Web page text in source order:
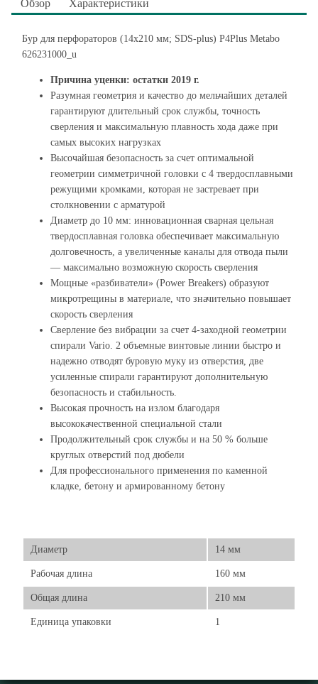
Обзор Характеристики
Бур для перфораторов (14х210 мм; SDS-plus) P4Plus Metabo
626231000_u
Причина уценки: остатки 2019 г.
Разумная геометрия и качество до мельчайших деталей
гарантируют длительный срок службы, точность
сверления и максимальную плавность хода даже при
самых высоких нагрузках
Высочайшая безопасность за счет оптимальной
геометрии симметричной головки с 4 твердосплавными
режущими кромками, которая не застревает при
столкновении с арматурой
Диаметр до 10 мм: инновационная сварная цельная
твердосплавная головка обеспечивает максимальную
долговечность, а увеличенные каналы для отвода пыли
— максимально возможную скорость сверления
Мощные «разбиватели» (Power Breakers) образуют
микротрещины в материале, что значительно повышает
скорость сверления
Сверление без вибрации за счет 4-заходной геометрии
спирали Vario. 2 объемные винтовые линии быстро и
надежно отводят буровую муку из отверстия, две
усиленные спирали гарантируют дополнительную
безопасность и стабильность.
Высокая прочность на излом благодаря
высококачественной специальной стали
Продолжительный срок службы и на 50 % больше
круглых отверстий под дюбели
Для профессионального применения по каменной
кладке, бетону и армированному бетону
Диаметр 14 мм
Рабочая длина 160 мм
Общая длина 210 мм
Единица упаковки 1